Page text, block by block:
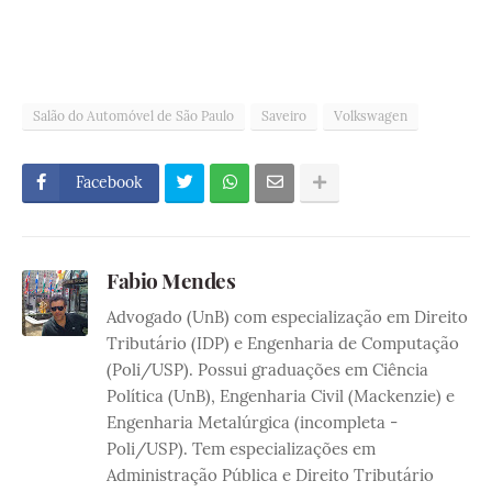
Salão do Automóvel de São Paulo Saveiro Volkswagen
Facebook
Fabio Mendes
Advogado (UnB) com especialização em Direito
Tributário (IDP) e Engenharia de Computação
(Poli/USP). Possui graduações em Ciência
Política (UnB), Engenharia Civil (Mackenzie) e
Engenharia Metalúrgica (incompleta -
Poli/USP). Tem especializações em
Administração Pública e Direito Tributário